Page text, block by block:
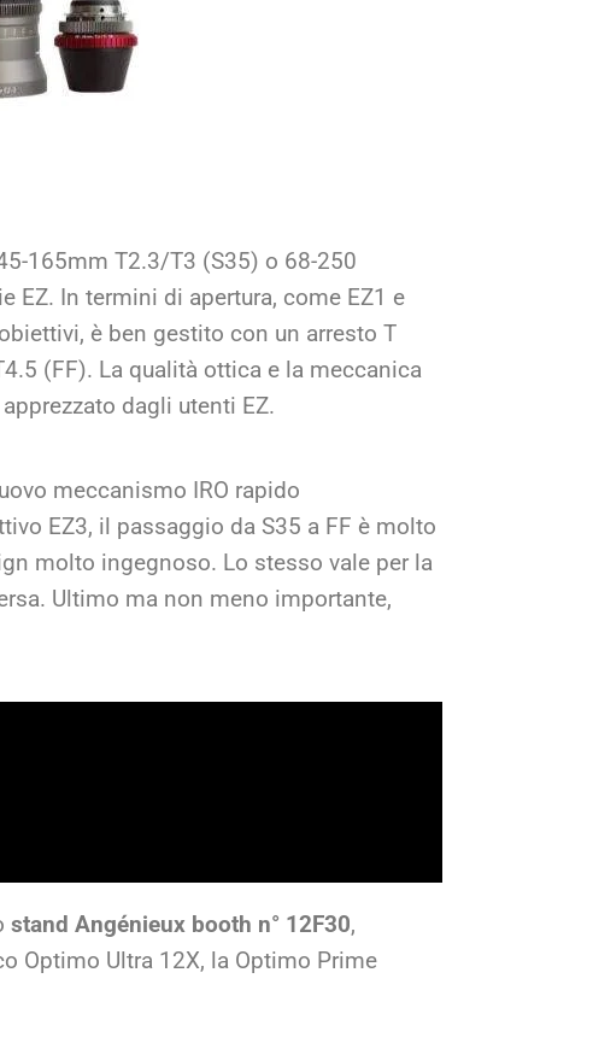
165mm T2.3/T3 (S35) o 68-250
EZ. In termini di apertura, come EZ1 e
è ben gestito con un arresto T
(FF). La qualità ottica e la meccanica
dagli utenti EZ.
meccanismo IRO rapido
EZ3, il passaggio da S35 a FF è molto
molto ingegnoso. Lo stesso vale per la
Ultimo ma non meno importante,
stand Angénieux booth n° 12F30,
Optimo Ultra 12X, la Optimo Prime